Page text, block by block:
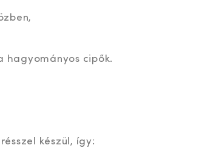
hagyományos cipők.
készül, így: